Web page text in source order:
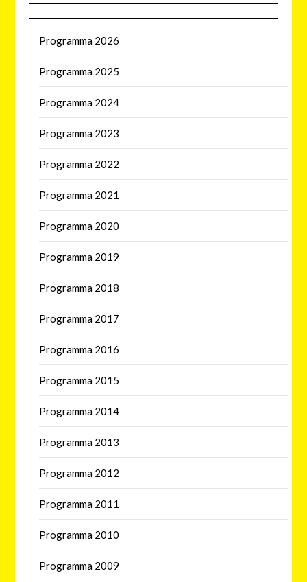
Programma 2026
Programma 2025
Programma 2024
Programma 2023
Programma 2022
Programma 2021
Programma 2020
Programma 2019
Programma 2018
Programma 2017
Programma 2016
Programma 2015
Programma 2014
Programma 2013
Programma 2012
Programma 2011
Programma 2010
Programma 2009